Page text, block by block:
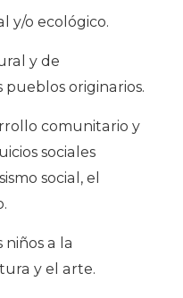
y/o ecológico.
y de
originarios.
comunitario y
sociales
social, el
niños a la
y el arte.